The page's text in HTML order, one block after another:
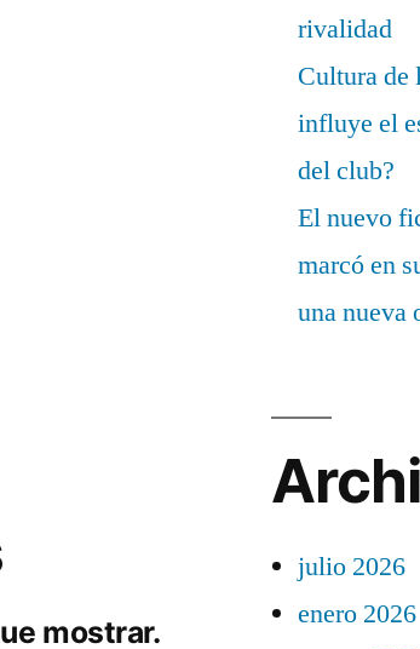
rivalidad
Cultura de
influye el
del club?
El nuevo
marcó en
una nueva
mostrar.
julio 2026
enero 2026